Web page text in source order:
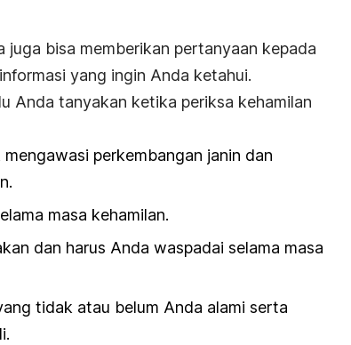
juga bisa memberikan pertanyaan kepada
yang ingin Anda ketahui.
Anda tanyakan ketika periksa kehamilan
perkembangan janin dan
masa kehamilan.
dan harus Anda waspadai selama masa
tidak atau belum Anda alami serta